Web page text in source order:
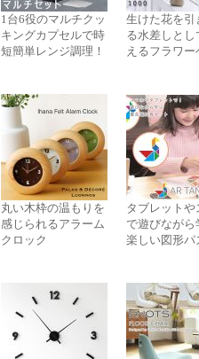
1台6役のマルチクッ
キングカプセルで時
短簡単レンジ調理！
生けた花を引
る水差しとし
えるフラワー
丸い木枠の温もりを
感じられるアラーム
クロック
タブレットや
で遊びながら
楽しい図形パ